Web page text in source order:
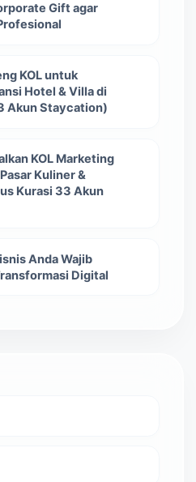
Gift agar
KOL untuk
Hotel & Villa di
Akun Staycation)
KOL Marketing
Kuliner &
Kurasi 33 Akun
Anda Wajib
Digital